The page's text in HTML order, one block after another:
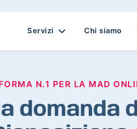
Servizi Chi siamo
N.1 PER LA MAD
domanda